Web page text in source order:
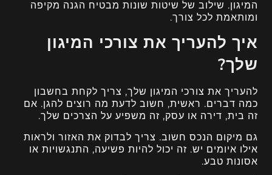
המיגון. שילוב של שיטות שונות מבטיח הגנה מקיפה
ומותאמת לכל צורך.
איך להעריך את צורכי המיגון
שלך?
להעריך את צורכי המיגון שלך, צריך לקחת בחשבון
כמה דברים. ראשית, חשוב לדעת מה רוצים להגן. אם
זה בית, דירה או עסק, זה משפיע על הצרכים שלך.
גם מיקום הנכס חשוב. צריך לבדוק את האזור ולראות
אילו איומים יש. זה יכול להיות פשיעה, התנגשויות או
אסונות טבע.